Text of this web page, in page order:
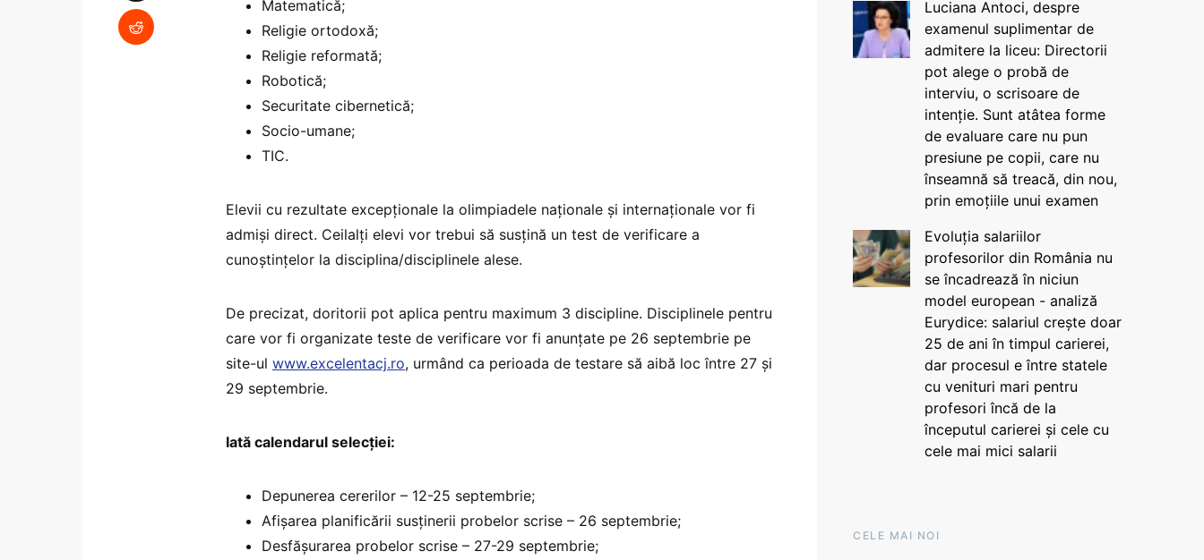
Matematică;
Religie ortodoxă;
Religie reformată;
Robotică;
Securitate cibernetică;
Socio-umane;
TIC.
Elevii cu rezultate excepționale la olimpiadele naționale și internaționale vor fi
admiși direct. Ceilalți elevi vor trebui să susțină un test de verificare a
cunoștințelor la disciplina/disciplinele alese.
De precizat, doritorii pot aplica pentru maximum 3 discipline. Disciplinele pentru
care vor fi organizate teste de verificare vor fi anunțate pe 26 septembrie pe
site-ul www.excelentacj.ro, urmând ca perioada de testare să aibă loc între 27 și
29 septembrie.
Iată calendarul selecției:
Depunerea cererilor – 12-25 septembrie;
Afișarea planificării susținerii probelor scrise – 26 septembrie;
Desfășurarea probelor scrise – 27-29 septembrie;
Luciana Antoci, despre
examenul suplimentar de
admitere la liceu: Directorii
pot alege o probă de
interviu, o scrisoare de
intenție. Sunt atâtea forme
de evaluare care nu pun
presiune pe copii, care nu
înseamnă să treacă, din nou,
prin emoțiile unui examen
Evoluția salariilor
profesorilor din România nu
se încadrează în niciun
model european - analiză
Eurydice: salariul crește doar
25 de ani în timpul carierei,
dar procesul e între statele
cu venituri mari pentru
profesori încă de la
începutul carierei și cele cu
cele mai mici salarii
CELE MAI NOI